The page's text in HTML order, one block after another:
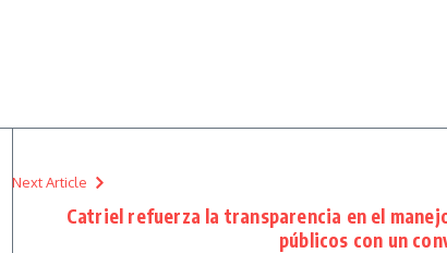
Next Article
Catriel refuerza la transparencia en el
públicos con un